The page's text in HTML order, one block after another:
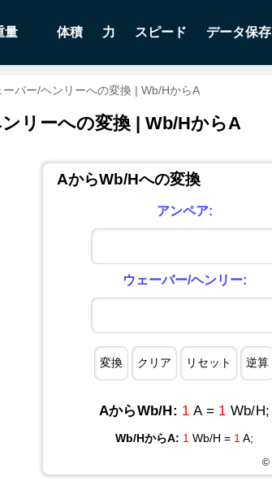
量 体積 力 スピード データ保存
バー/ヘンリーへの変換 | Wb/HからA
リーへの変換 | Wb/HからA
AからWb/Hへの変換
アンペア:
ウェーバー/ヘンリー:
AからWb/H: 1 A = 1 Wb/H;
Wb/HからA: 1 Wb/H = 1 A;
©